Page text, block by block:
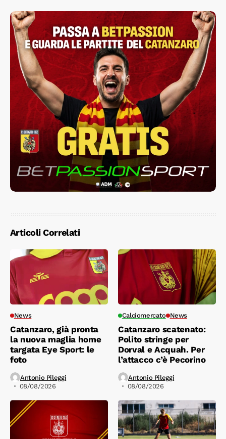
Articoli Correlati
News
Catanzaro, già pronta
la nuova maglia home
targata Eye Sport: le
foto
Antonio Pileggi
08/08/2026
Calciomercato News
Catanzaro scatenato:
Polito stringe per
Dorval e Acquah. Per
l’attacco c’è Pecorino
Antonio Pileggi
08/08/2026